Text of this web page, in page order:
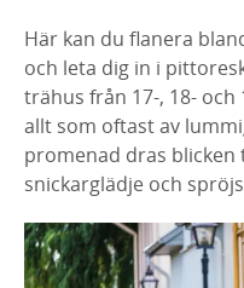
Här kan du flanera
och leta dig in i
trähus från 17-, 18- och
allt som oftast av
promenad dras
snickarglädje och